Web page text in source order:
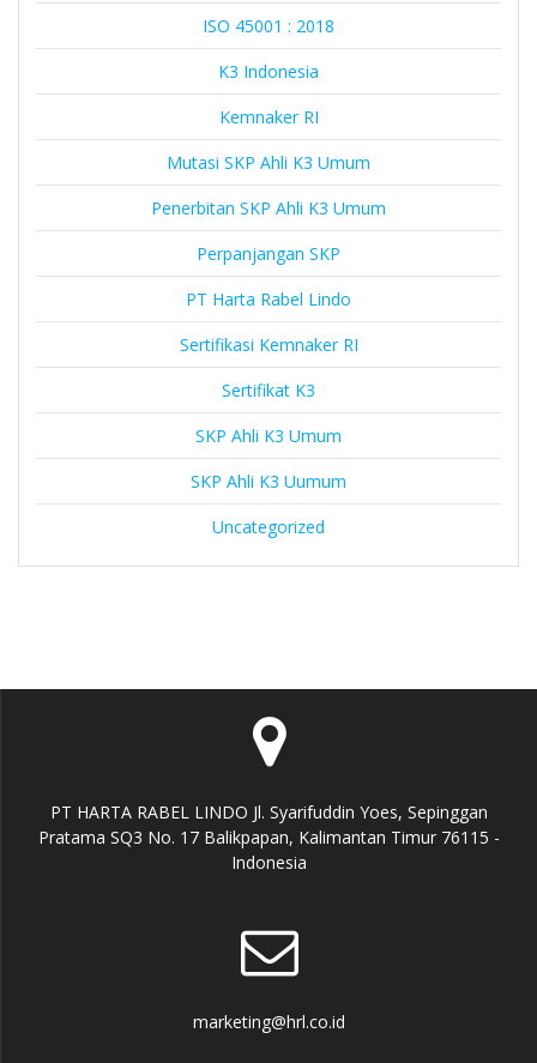
ISO 45001 : 2018
K3 Indonesia
Kemnaker RI
Mutasi SKP Ahli K3 Umum
Penerbitan SKP Ahli K3 Umum
Perpanjangan SKP
PT Harta Rabel Lindo
Sertifikasi Kemnaker RI
Sertifikat K3
SKP Ahli K3 Umum
SKP Ahli K3 Uumum
Uncategorized
PT HARTA RABEL LINDO Jl. Syarifuddin Yoes, Sepinggan
Pratama SQ3 No. 17 Balikpapan, Kalimantan Timur 76115 -
Indonesia
marketing@hrl.co.id